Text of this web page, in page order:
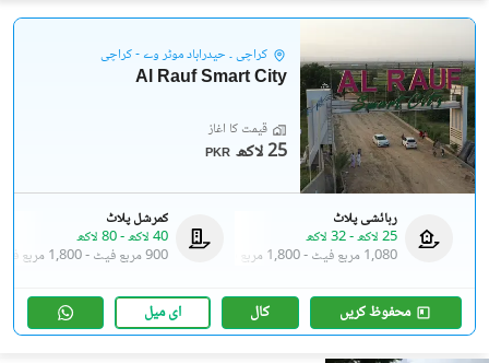
کراچی ۔ حیدرآباد موٹر وے - کراچی
Al Rauf Smart City
قیمت کا آغاز
PKR 25 لاکھ
رہائشی پلاٹ
25 لاکھ
-32 لاکھ
1,080 مربع فیٹ
-1,800 مربع فیٹ
کمرشل پلاٹ
40 لاکھ
-80 لاکھ
900 مربع فیٹ
-1,800 مربع فیٹ
محفوظ کریں کال ای میل